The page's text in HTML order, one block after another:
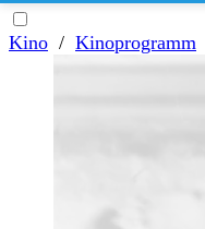
Kino / Kinoprogramm